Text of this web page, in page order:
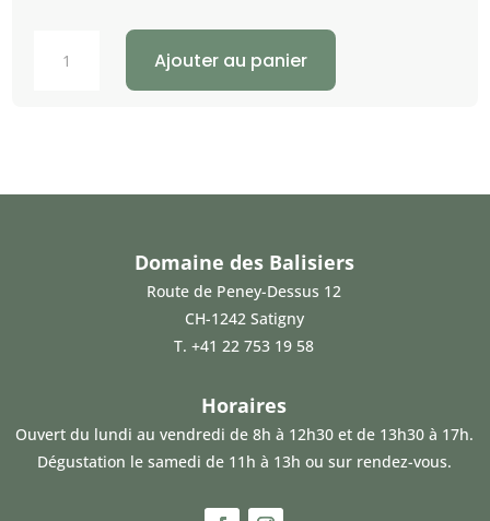
Ajouter au panier
Domaine des Balisiers
Route de Peney-Dessus 12
CH-1242 Satigny
T.+41 22 753 19 58
Horaires
Ouvert du lundi au vendredi de 8h à 12h30 et de 13h30 à 17h.
Dégustation le samedi de 11h à 13h ou sur rendez-vous.